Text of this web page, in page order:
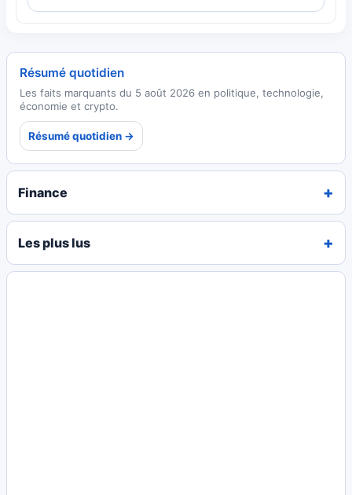
Résumé quotidien
Les faits marquants du 5 août 2026 en politique, technologie,
économie et crypto.
Résumé quotidien →
Finance
Les plus lus